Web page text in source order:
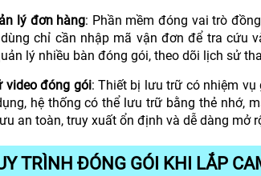
lý đơn hàng: Phần mềm đóng vai trò
chỉ cần nhập mã vận đơn để tra cứu
lý nhiều bàn đóng gói, theo dõi lịch sử
video đóng gói: Thiết bị lưu trữ có nhiệm
hệ thống có thể lưu trữ bằng thẻ nhớ,
an toàn, truy xuất ổn định và dễ dàng mở
TRÌNH ĐÓNG GÓI KHI LẮP